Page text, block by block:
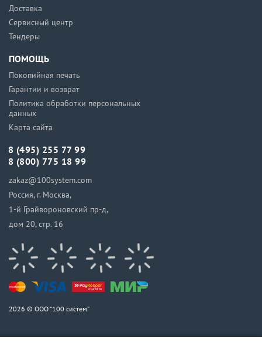
Доставка
Сервисный центр
Тендеры
ПОМОЩЬ
Покопийная печать
Гарантии и возврат
Политика обработки персональных
данных
Карта сайта
8 (495) 255 77 99
8 (800) 775 18 99
zakaz@100system.com
Россия, г. Москва,
1-й Грайвороновский пр-д,
дом 20, стр. 16
2026 © ООО “100 систем”